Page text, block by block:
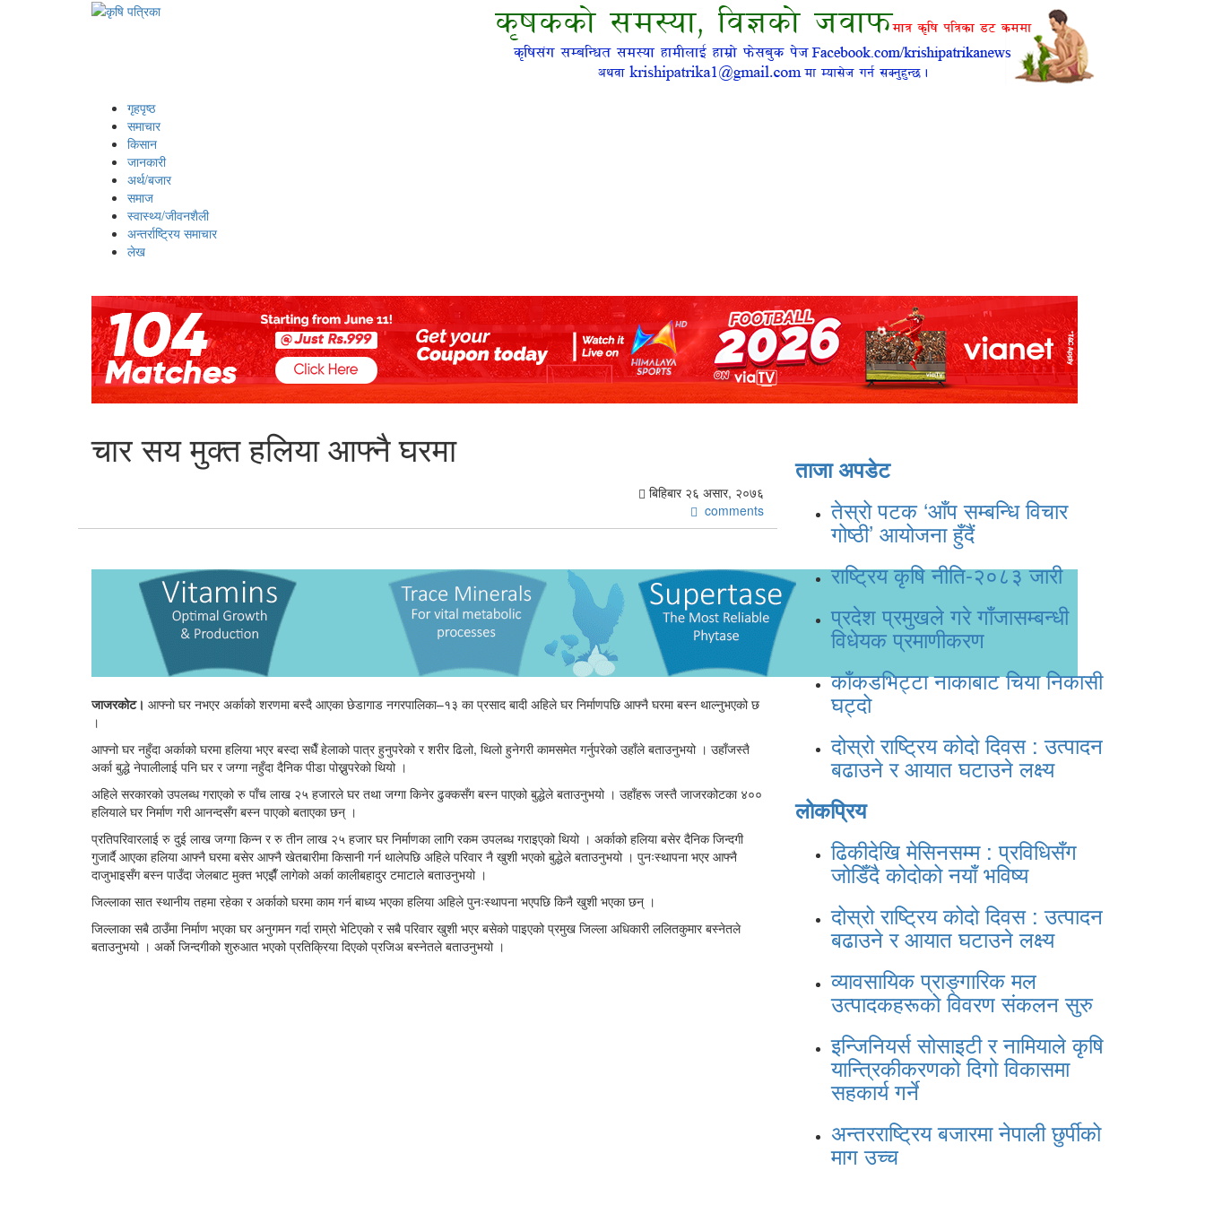
गृहपृष्ठ
समाचार
किसान
जानकारी
अर्थ/बजार
समाज
स्वास्थ्य/जीवनशैली
अन्तर्राष्ट्रिय समाचार
लेख
चार सय मुक्त हलिया आफ्नै घरमा
बिहिबार २६ असार, २०७६
comments
जाजरकोट। आफ्नो घर नभएर अर्काको शरणमा बस्दै आएका छेडागाड नगरपालिका–१३ का प्रसाद बादी अहिले घर निर्माणपछि आफ्नै घरमा बस्न थाल्नुभएको छ
।
आफ्नो घर नहुँदा अर्काको घरमा हलिया भएर बस्दा सधैँ हेलाको पात्र हुनुपरेको र शरीर ढिलो, थिलो हुनेगरी कामसमेत गर्नुपरेको उहाँले बताउनुभयो । उहाँजस्तै
अर्का बुद्धे नेपालीलाई पनि घर र जग्गा नहुँदा दैनिक पीडा पोख्नुपरेको थियो ।
अहिले सरकारको उपलब्ध गराएको रु पाँच लाख २५ हजारले घर तथा जग्गा किनेर ढुक्कसँग बस्न पाएको बुद्धेले बताउनुभयो । उहाँहरू जस्तै जाजरकोटका ४००
हलियाले घर निर्माण गरी आनन्दसँग बस्न पाएको बताएका छन् ।
प्रतिपरिवारलाई रु दुई लाख जग्गा किन्न र रु तीन लाख २५ हजार घर निर्माणका लागि रकम उपलब्ध गराइएको थियो । अर्काको हलिया बसेर दैनिक जिन्दगी
गुजार्दै आएका हलिया आफ्नै घरमा बसेर आफ्नै खेतबारीमा किसानी गर्न थालेपछि अहिले परिवार नै खुशी भएको बुद्धेले बताउनुभयो । पुनःस्थापना भएर आफ्नै
दाजुभाइसँग बस्न पाउँदा जेलबाट मुक्त भएझैँ लागेको अर्का कालीबहादुर टमाटाले बताउनुभयो ।
जिल्लाका सात स्थानीय तहमा रहेका र अर्काको घरमा काम गर्न बाध्य भएका हलिया अहिले पुनःस्थापना भएपछि किनै खुशी भएका छन् ।
जिल्लाका सबै ठाउँमा निर्माण भएका घर अनुगमन गर्दा राम्रो भेटिएको र सबै परिवार खुशी भएर बसेको पाइएको प्रमुख जिल्ला अधिकारी ललितकुमार बस्नेतले
बताउनुभयो । अर्को जिन्दगीको शुरुआत भएको प्रतिक्रिया दिएको प्रजिअ बस्नेतले बताउनुभयो ।
ताजा अपडेट
तेस्रो पटक ‘आँप सम्बन्धि विचार
गोष्ठी’ आयोजना हुँदैं
राष्ट्रिय कृषि नीति-२०८३ जारी
प्रदेश प्रमुखले गरे गाँजासम्बन्धी
विधेयक प्रमाणीकरण
काँकडभिट्टा नाकाबाट चिया निकासी
घट्दो
दोस्रो राष्ट्रिय कोदो दिवस : उत्पादन
बढाउने र आयात घटाउने लक्ष्य
लोकप्रिय
ढिकीदेखि मेसिनसम्म : प्रविधिसँग
जोडिँदै कोदोको नयाँ भविष्य
दोस्रो राष्ट्रिय कोदो दिवस : उत्पादन
बढाउने र आयात घटाउने लक्ष्य
व्यावसायिक प्राङ्गारिक मल
उत्पादकहरूको विवरण संकलन सुरु
इन्जिनियर्स सोसाइटी र नामियाले कृषि
यान्त्रिकीकरणको दिगो विकासमा
सहकार्य गर्ने
अन्तरराष्ट्रिय बजारमा नेपाली छुर्पीको
माग उच्च